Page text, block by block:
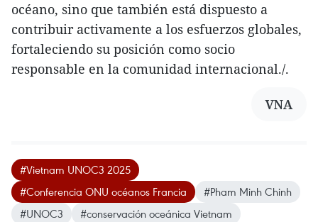
océano, sino que también está dispuesto a
contribuir activamente a los esfuerzos globales,
fortaleciendo su posición como socio
responsable en la comunidad internacional./.
VNA
#Vietnam UNOC3 2025
#Conferencia ONU océanos Francia
#Pham Minh Chinh
#UNOC3
#conservación oceánica Vietnam